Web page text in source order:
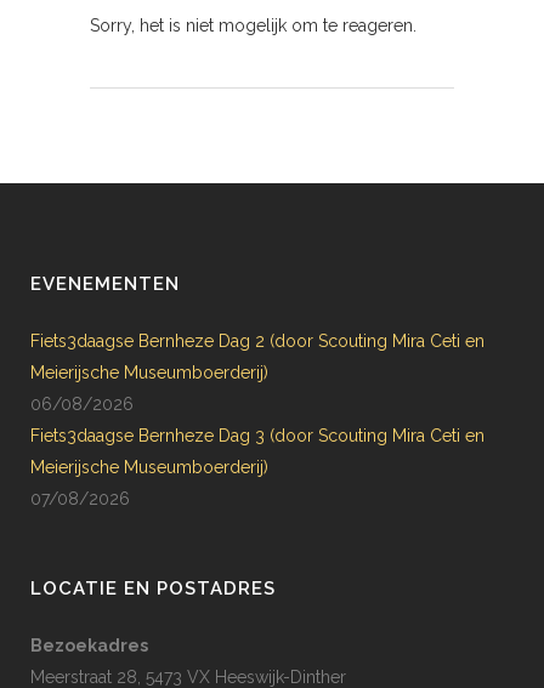
Sorry, het is niet mogelijk om te reageren.
EVENEMENTEN
Fiets3daagse Bernheze Dag 2 (door Scouting Mira Ceti en
Meierijsche Museumboerderij)
06/08/2026
Fiets3daagse Bernheze Dag 3 (door Scouting Mira Ceti en
Meierijsche Museumboerderij)
07/08/2026
LOCATIE EN POSTADRES
Bezoekadres
Meerstraat 28, 5473 VX Heeswijk-Dinther